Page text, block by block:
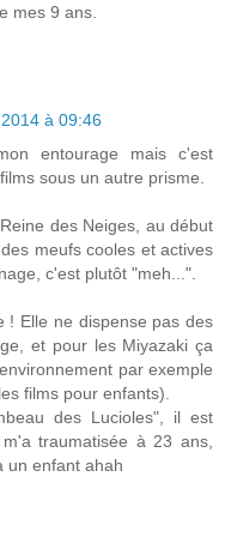
mes 9 ans.
à 09:46
entourage mais c'est
sous un autre prisme.
des Neiges, au début
meufs cooles et actives
c'est plutôt "meh...".
! Elle ne dispense pas des
et pour les Miyazaki ça
par exemple
films pour enfants).
des Lucioles", il est
traumatisée à 23 ans,
un enfant ahah